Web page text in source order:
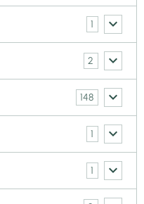
1
2
148
1
1